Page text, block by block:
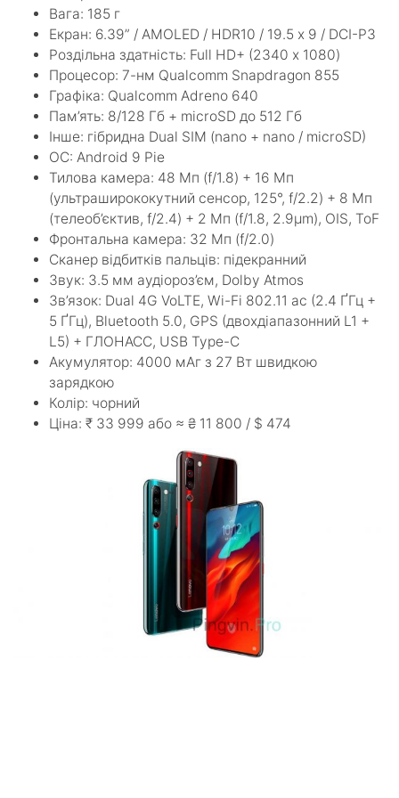
Вага: 185 г
Екран: 6.39” / AMOLED / HDR10 / 19.5 х 9 / DCI-P3
Роздільна здатність: Full HD+ (2340 х 1080)
Процесор: 7-нм Qualcomm Snapdragon 855
Графіка: Qualcomm Adreno 640
Пам’ять: 8/128 Гб + microSD до 512 Гб
Інше: гібридна Dual SIM (nano + nano / microSD)
ОС: Android 9 Pie
Тилова камера: 48 Мп (f/1.8) + 16 Мп
(ультраширококутний сенсор, 125°, f/2.2) + 8 Мп
(телеоб’єктив, f/2.4) + 2 Мп (f/1.8, 2.9µm), OIS, ToF
Фронтальна камера: 32 Мп (f/2.0)
Сканер відбитків пальців: підекранний
Звук: 3.5 мм аудіороз’єм, Dolby Atmos
Зв’язок: Dual 4G VoLTE, Wi-Fi 802.11 ac (2.4 ҐГц +
5 ҐГц), Bluetooth 5.0, GPS (двохдіапазонний L1 +
L5) + ГЛОНАСС, USB Type-C
Акумулятор: 4000 мАг з 27 Вт швидкою
зарядкою
Колір: чорний
Ціна: ₹ 33 999 або ≈ ₴ 11 800 / $ 474